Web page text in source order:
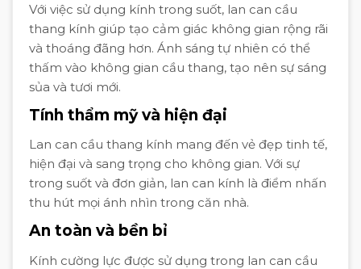
Với việc sử dụng kính trong suốt, lan can cầu
thang kính giúp tạo cảm giác không gian rộng rãi
và thoáng đãng hơn. Ánh sáng tự nhiên có thể
thấm vào không gian cầu thang, tạo nên sự sáng
sủa và tươi mới.
Tính thẩm mỹ và hiện đại
Lan can cầu thang kính mang đến vẻ đẹp tinh tế,
hiện đại và sang trọng cho không gian. Với sự
trong suốt và đơn giản, lan can kính là điểm nhấn
thu hút mọi ánh nhìn trong căn nhà.
An toàn và bền bỉ
Kính cường lực được sử dụng trong lan can cầu